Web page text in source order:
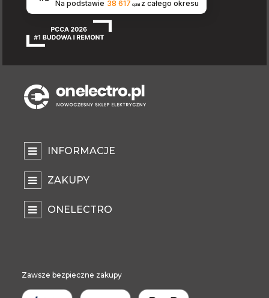
Na podstawie 38 617 opinii z całego okresu
INFORMACJE
ZAKUPY
ONELECTRO
Zawsze bezpieczne zakupy